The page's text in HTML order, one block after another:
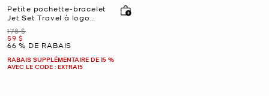
Petite pochette-bracelet
Jet Set Travel à logo
Signature
était
178 $
maintenant
59 $
66 % DE RABAIS
RABAIS SUPPLÉMENTAIRE DE 15 %
AVEC LE CODE : EXTRA15